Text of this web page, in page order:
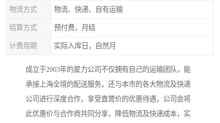
物流方式 物流、快递、自有运输
结算方式 预付费，月结
计费周期 实际入库日，自然月
成立于2003年的星力公司不仅拥有自己的运输团队，能
承接上海全境的配送服务，还与本市的各大物流及快递
公司进行深度合作，享受直营价的优惠待遇，公司会将
此优惠价与合作商共同分享，降低物流及快递成本，实